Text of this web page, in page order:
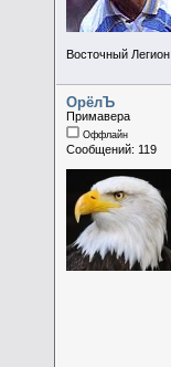
Восточный Легион
ОрёлЪ
Примавера
Оффлайн
Сообщений: 119